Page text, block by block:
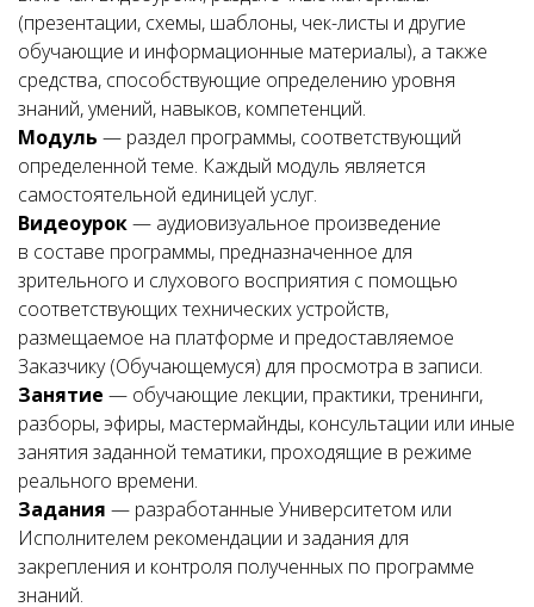
(презентации, схемы, шаблоны, чек-листы и другие
обучающие и информационные материалы), а также
средства, способствующие определению уровня
знаний, умений, навыков, компетенций.
Модуль — раздел программы, соответствующий
определенной теме. Каждый модуль является
самостоятельной единицей услуг.
Видеоурок— аудиовизуальное произведение
в составе программы, предназначенное для
зрительного и слухового восприятия с помощью
соответствующих технических устройств,
размещаемое на платформе и предоставляемое
Заказчику (Обучающемуся) для просмотра в записи.
Занятие — обучающие лекции, практики, тренинги,
разборы, эфиры, мастермайнды, консультации или иные
занятия заданной тематики, проходящие в режиме
реального времени.
Задания — разработанные Университетом или
Исполнителем рекомендации и задания для
закрепления и контроля полученных по программе
знаний.